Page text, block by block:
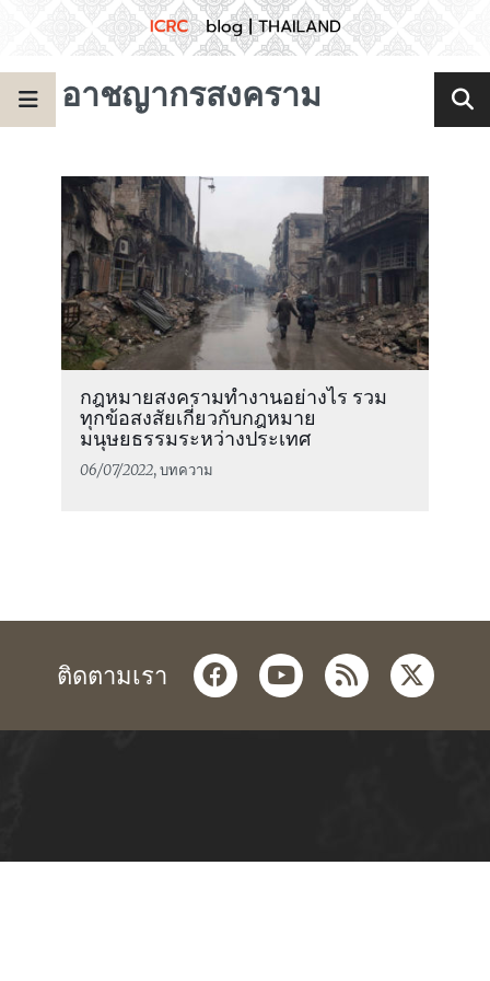
อาชญากรสงคราม
กฎหมายสงครามทำงานอย่างไร รวม
ทุกข้อสงสัยเกี่ยวกับกฎหมาย
มนุษยธรรมระหว่างประเทศ
06/07/2022, บทความ
ติดตามเรา facebookyoutube
rss twitter